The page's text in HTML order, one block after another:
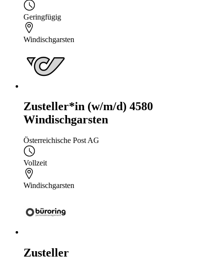
Geringfügig
Windischgarsten
Zusteller*in (w/m/d) 4580
Windischgarsten
Österreichische Post AG
Vollzeit
Windischgarsten
Zusteller